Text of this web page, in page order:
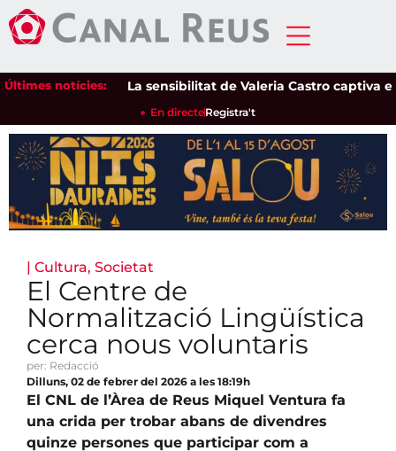
Últimes notícies:La sensibilitat de Valeria Castro captiva el
En directeRegistra't
| Cultura, Societat
El Centre de
Normalització Lingüística
cerca nous voluntaris
per: Redacció
Dilluns, 02 de febrer del 2026 a les 18:19h
El CNL de l’Àrea de Reus Miquel Ventura fa
una crida per trobar abans de divendres
quinze persones que participar com a